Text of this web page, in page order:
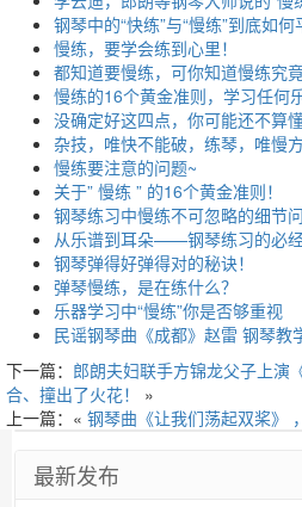
钢琴中的“快练”与“慢练”到底如何
慢练，要学会练到心里！
都知道要慢练，可你知道慢练究
慢练的16个黄金准则，学习任何
没确定好这四点，你可能还不算
杂技，唯快不能破，练琴，唯慢
慢练要注意的问题~
关于” 慢练 ” 的16个黄金准则！
钢琴练习中慢练不可忽略的细节
从乐谱到耳朵——钢琴练习的必
钢琴弹得好弹得对的秘诀！
弹琴慢练，是在练什么？
乐器学习中“慢练”你是否够重视
民谣钢琴曲《成都》赵雷 钢琴
下一篇： 郎朗夫妇联手方锦龙父子上演
合、撞出了火花！
»
上一篇：« 钢琴曲《让我们荡起双桨》
最新发布